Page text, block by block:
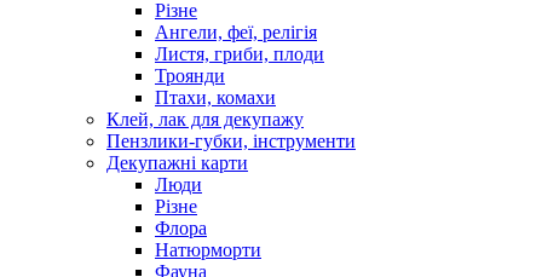
Різне
Ангели, феї, релігія
Листя, гриби, плоди
Троянди
Птахи, комахи
Клей, лак для декупажу
Пензлики-губки, інструменти
Декупажні карти
Люди
Різне
Флора
Натюрморти
Фауна